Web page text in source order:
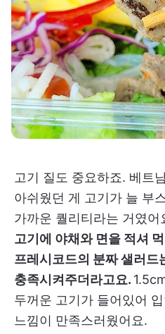
고기 질도 중요하죠. 베트
아쉬웠던 게 고기가 늘 부
가까운 퀄리티라는 거였어
고기에 야채와 면을 적셔
프레시코드의 분짜 샐러드
충족시켜주더라고요.
두꺼운 고기가 들어있어
느낌이 만족스러웠어요.